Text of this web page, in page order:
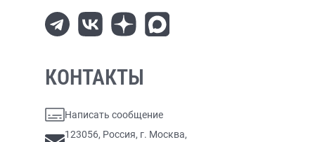
КОНТАКТЫ
Написать сообщение
123056, Россия, г. Москва,